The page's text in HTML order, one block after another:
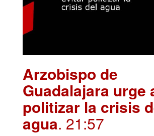
Arzobispo de
Guadalajara urge
politizar la crisis
agua. 21:57